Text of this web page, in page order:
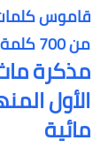
من 700 كلمة
مذكرة ماث
مائية